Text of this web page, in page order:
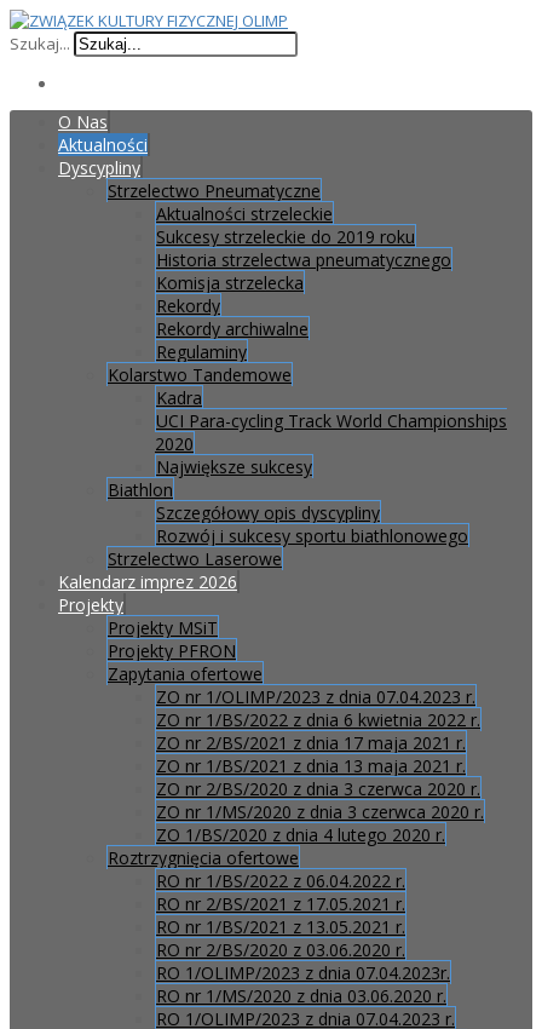
Szukaj...
O Nas
Aktualności
Dyscypliny
Strzelectwo Pneumatyczne
Aktualności strzeleckie
Sukcesy strzeleckie do 2019 roku
Historia strzelectwa pneumatycznego
Komisja strzelecka
Rekordy
Rekordy archiwalne
Regulaminy
Kolarstwo Tandemowe
Kadra
UCI Para-cycling Track World Championships
2020
Największe sukcesy
Biathlon
Szczegółowy opis dyscypliny
Rozwój i sukcesy sportu biathlonowego
Strzelectwo Laserowe
Kalendarz imprez 2026
Projekty
Projekty MSiT
Projekty PFRON
Zapytania ofertowe
ZO nr 1/OLIMP/2023 z dnia 07.04.2023 r.
ZO nr 1/BS/2022 z dnia 6 kwietnia 2022 r.
ZO nr 2/BS/2021 z dnia 17 maja 2021 r.
ZO nr 1/BS/2021 z dnia 13 maja 2021 r.
ZO nr 2/BS/2020 z dnia 3 czerwca 2020 r.
ZO nr 1/MS/2020 z dnia 3 czerwca 2020 r.
ZO 1/BS/2020 z dnia 4 lutego 2020 r.
Roztrzygnięcia ofertowe
RO nr 1/BS/2022 z 06.04.2022 r.
RO nr 2/BS/2021 z 17.05.2021 r.
RO nr 1/BS/2021 z 13.05.2021 r.
RO nr 2/BS/2020 z 03.06.2020 r.
RO 1/OLIMP/2023 z dnia 07.04.2023r.
RO nr 1/MS/2020 z dnia 03.06.2020 r.
RO 1/OLIMP/2023 z dnia 07.04.2023 r.